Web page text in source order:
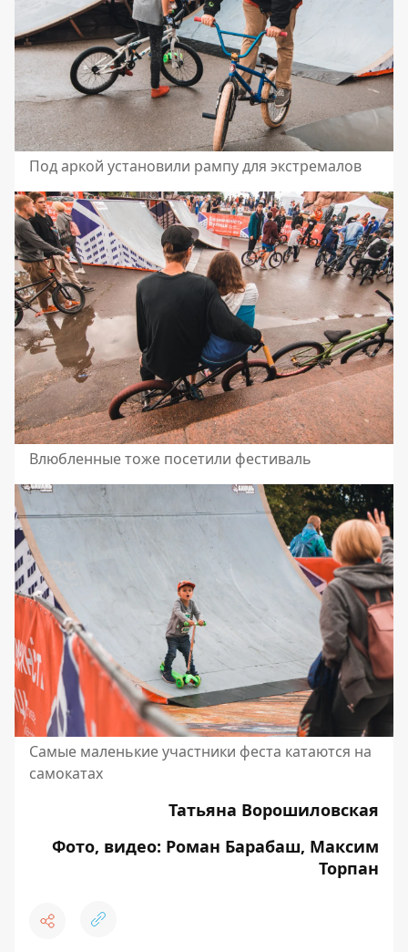
Под аркой установили рампу для экстремалов
Влюбленные тоже посетили фестиваль
Самые маленькие участники феста катаются на
самокатах
Татьяна Ворошиловская
Фото, видео: Роман Барабаш, Максим
Торпан